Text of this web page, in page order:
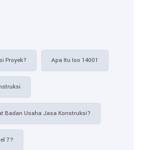
Proyek? Apa Itu Iso 14001
Badan Usaha Jasa Konstruksi?
7?